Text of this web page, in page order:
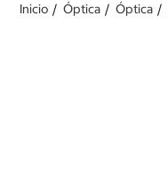
Inicio Óptica Óptica